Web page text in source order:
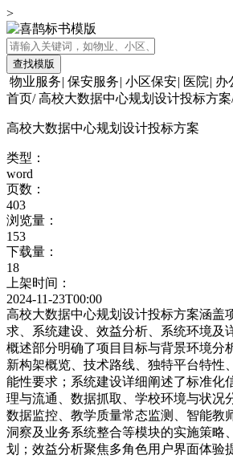
>
查找模版
物业服务| 保安服务| 小区保安| 医院| 办
首页/ 高校大数据中心规划设计投标方案
高校大数据中心规划设计投标方案
类型：
word
页数：
403
浏览量：
153
下载量：
18
上架时间：
2024-11-23T00:00
高校大数据中心规划设计投标方案涵盖
求、系统建设、效益分析、系统环境及
概述部分明确了项目目标与背景环境分
新构架概览、技术路线、独特平台特性
能性要求；系统建设详细阐述了标准化
理与流通、数据抓取、学校环境与状况
数据监控、教学质量常态监测、智能教
洞察及业务系统整合等模块的实施策略
划；效益分析聚焦多角色用户界面体验